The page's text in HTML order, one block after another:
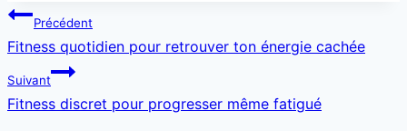
Navigation
de
l’article
Précédent
Fitness quotidien pour retrouver ton énergie cachée
Suivant
Fitness discret pour progresser même fatigué